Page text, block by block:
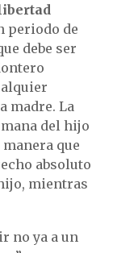
periodo de
debe ser
madre. La
del hijo
que
absoluto
mientras
no ya a un